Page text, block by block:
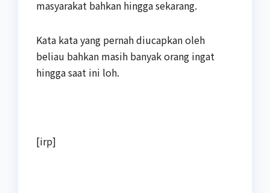
masyarakat bahkan hingga sekarang.
Kata kata yang pernah diucapkan oleh
beliau bahkan masih banyak orang ingat
hingga saat ini loh.
[irp]